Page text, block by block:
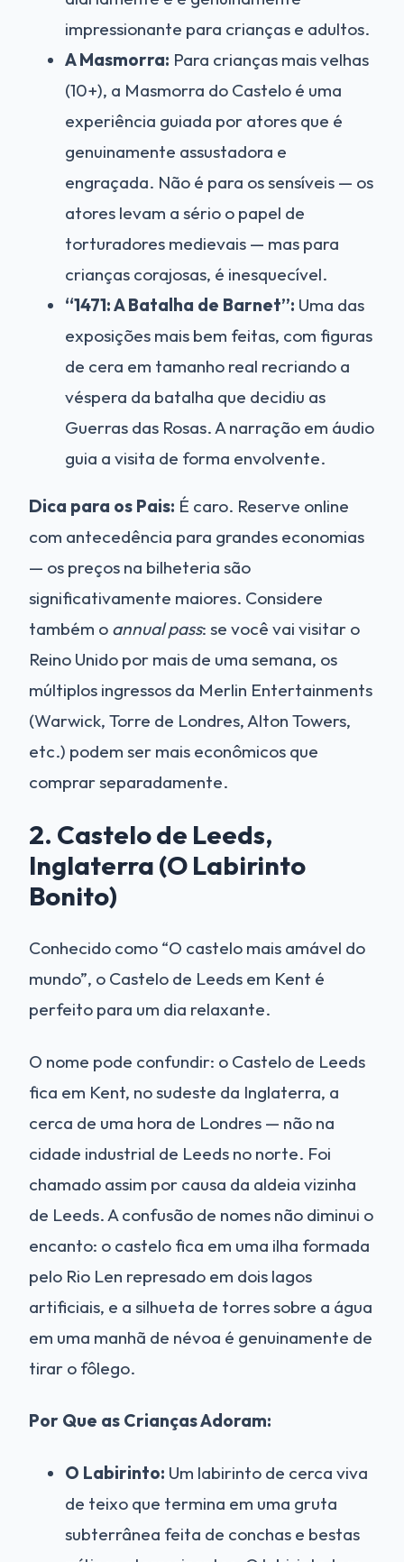
impressionante para crianças e adultos.
A Masmorra: Para crianças mais velhas
(10+), a Masmorra do Castelo é uma
experiência guiada por atores que é
genuinamente assustadora e
engraçada. Não é para os sensíveis — os
atores levam a sério o papel de
torturadores medievais — mas para
crianças corajosas, é inesquecível.
“1471: A Batalha de Barnet”: Uma das
exposições mais bem feitas, com figuras
de cera em tamanho real recriando a
véspera da batalha que decidiu as
Guerras das Rosas. A narração em áudio
guia a visita de forma envolvente.
Dica para os Pais: É caro. Reserve online
com antecedência para grandes economias
— os preços na bilheteria são
significativamente maiores. Considere
também o annual pass: se você vai visitar o
Reino Unido por mais de uma semana, os
múltiplos ingressos da Merlin Entertainments
(Warwick, Torre de Londres, Alton Towers,
etc.) podem ser mais econômicos que
comprar separadamente.
2. Castelo de Leeds,
Inglaterra (O Labirinto
Bonito)
Conhecido como “O castelo mais amável do
mundo”, o Castelo de Leeds em Kent é
perfeito para um dia relaxante.
O nome pode confundir: o Castelo de Leeds
fica em Kent, no sudeste da Inglaterra, a
cerca de uma hora de Londres — não na
cidade industrial de Leeds no norte. Foi
chamado assim por causa da aldeia vizinha
de Leeds. A confusão de nomes não diminui o
encanto: o castelo fica em uma ilha formada
pelo Rio Len represado em dois lagos
artificiais, e a silhueta de torres sobre a água
em uma manhã de névoa é genuinamente de
tirar o fôlego.
Por Que as Crianças Adoram:
O Labirinto: Um labirinto de cerca viva
de teixo que termina em uma gruta
subterrânea feita de conchas e bestas